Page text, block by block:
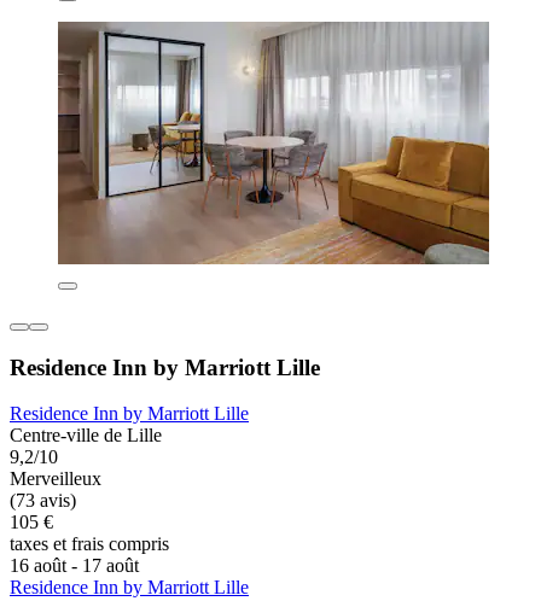
Residence Inn by Marriott Lille
Residence Inn by Marriott Lille
Centre-ville de Lille
9,2/10
Merveilleux
(73 avis)
105 €
taxes et frais compris
16 août - 17 août
Residence Inn by Marriott Lille